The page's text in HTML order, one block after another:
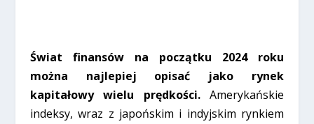
Świat finansów na początku 2024 roku
można najlepiej opisać jako rynek
kapitałowy wielu prędkości.Amerykańskie
indeksy, wraz z japońskim i indyjskim rynkiem